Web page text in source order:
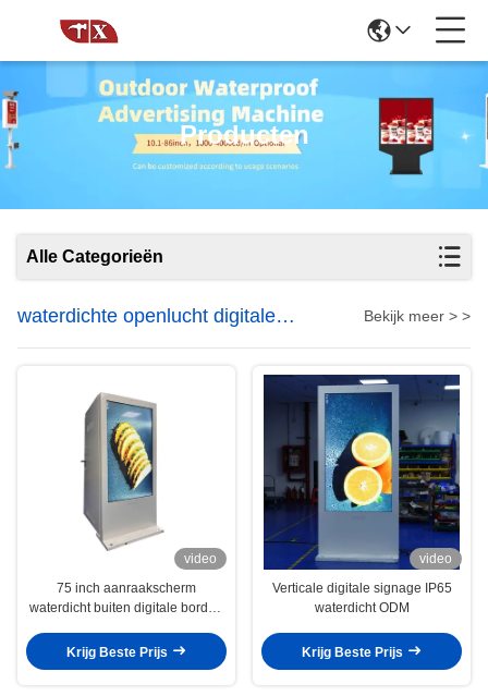
Producten
Alle Categorieën
waterdichte openlucht digitale
signage
Bekijk meer > >
video
75 inch aanraakscherm
waterdicht buiten digitale borden
Krijg Beste Prijs
video
Verticale digitale signage IP65
waterdicht ODM
Krijg Beste Prijs